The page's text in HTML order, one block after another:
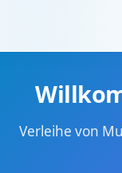
Verleihe von